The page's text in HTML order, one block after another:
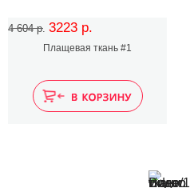
4 604 р. 3223 р.
Плащевая ткань #1